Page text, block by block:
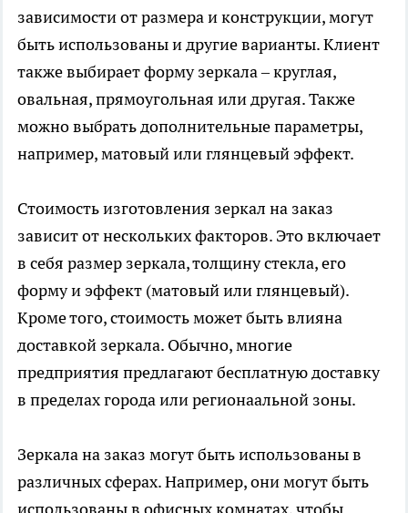
зависимости от размера и конструкции, могут
быть использованы и другие варианты. Клиент
также выбирает форму зеркала – круглая,
овальная, прямоугольная или другая. Также
можно выбрать дополнительные параметры,
например, матовый или глянцевый эффект.
Стоимость изготовления зеркал на заказ
зависит от нескольких факторов. Это включает
в себя размер зеркала, толщину стекла, его
форму и эффект (матовый или глянцевый).
Кроме того, стоимость может быть влияна
доставкой зеркала. Обычно, многие
предприятия предлагают бесплатную доставку
в пределах города или регионаальной зоны.
Зеркала на заказ могут быть использованы в
различных сферах. Например, они могут быть